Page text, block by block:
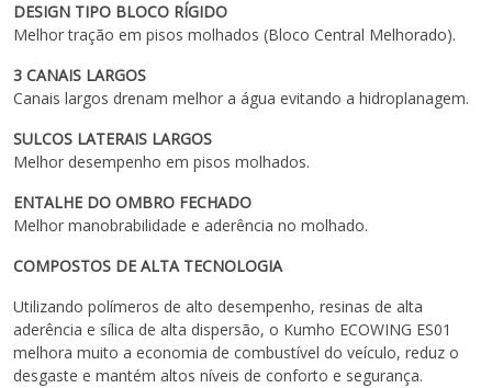
DESIGN TIPO BLOCO RÍGIDO
Melhor tração em pisos molhados (Bloco Central Melhorado).
3 CANAIS LARGOS
Canais largos drenam melhor a água evitando a hidroplanagem.
SULCOS LATERAIS LARGOS
Melhor desempenho em pisos molhados.
ENTALHE DO OMBRO FECHADO
Melhor manobrabilidade e aderência no molhado.
COMPOSTOS DE ALTA TECNOLOGIA
Utilizando polímeros de alto desempenho, resinas de alta
aderência e sílica de alta dispersão, o Kumho ECOWING ES01
melhora muito a economia de combustível do veículo, reduz o
desgaste e mantém altos níveis de conforto e segurança.